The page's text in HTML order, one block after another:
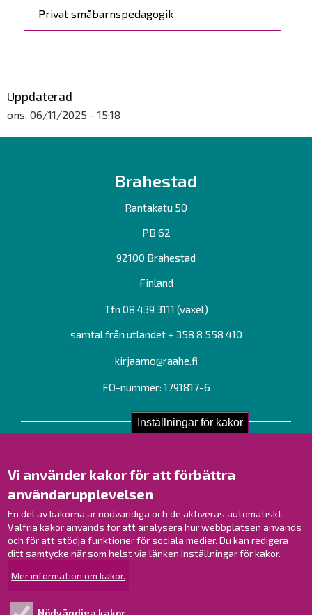
Inställningar för kakor
Vi använder kakor för att förbättra
användarupplevelsen
En del av kakorna är nödvändiga och de aktiveras automatiskt.
Valfria kakor används för att analysera hur webbplatsen används
och för att stödja funktioner för sociala medier. Du kan redigera
ditt samtycke när som helst via länken Inställningar för kakor.
Mer information om kakor.
Privat småbarnspedagogik
Uppdaterad
ons, 06/11/2025 - 15:18
Brahestad
Rantakatu 50
PB 62
92100 Brahestad
Finland
Tfn 08 439 3111 (växel)
samtal från utlandet + 358 8 558 410
kirjaamo@raahe.fi
FO-nummer: 1791817-6
Kontakt
Verksamhetsställen
Kontaktuppgifter till personalen
Guidekarta
Brahestad på Facebook
Brahestad på LinkedIn